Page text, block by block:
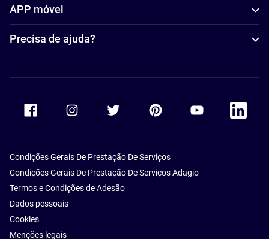
APP móvel
Precisa de ajuda?
Accor Facebook Accor TwitterAccor PinterestAccor Youtube
Accor
Condições Gerais De Prestação De Serviços
Condições Gerais De Prestação De Serviços Adagio
Termos e Condições de Adesão
Dados pessoais
Cookies
Menções legais